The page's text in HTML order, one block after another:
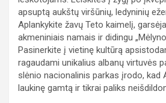
apsuptą aukštų viršūnių, ledyninių
Aplankykite žavų Teto kaimelį,
akmeniniais namais ir didingu
Pasinerkite į vietinę kultūrą
ragaudami unikalius albanų virtuvės
slėnio nacionalinis parkas įrodo, kad
laukinę gamtą ir tikrai paliks